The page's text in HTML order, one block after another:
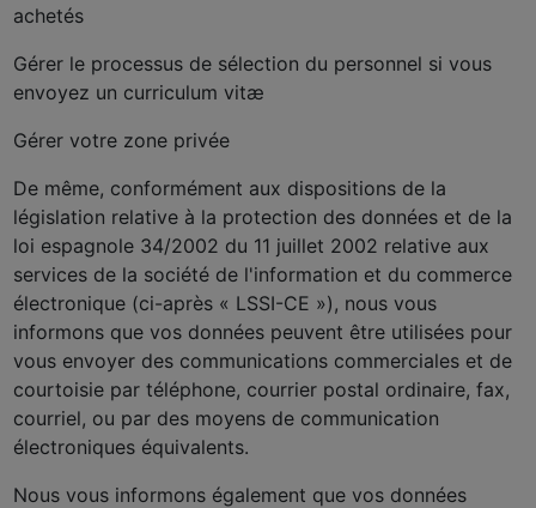
achetés
Gérer le processus de sélection du personnel si vous
envoyez un curriculum vitæ
Gérer votre zone privée
De même, conformément aux dispositions de la
législation relative à la protection des données et de la
loi espagnole 34/2002 du 11 juillet 2002 relative aux
services de la société de l'information et du commerce
électronique (ci-après « LSSI-CE »), nous vous
informons que vos données peuvent être utilisées pour
vous envoyer des communications commerciales et de
courtoisie par téléphone, courrier postal ordinaire, fax,
courriel, ou par des moyens de communication
électroniques équivalents.
Nous vous informons également que vos données